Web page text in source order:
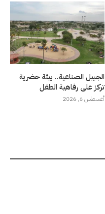
الجبيل الصناعية.. بيئة حضرية
تركز على رفاهية الطفل
أغسطس 6, 2026